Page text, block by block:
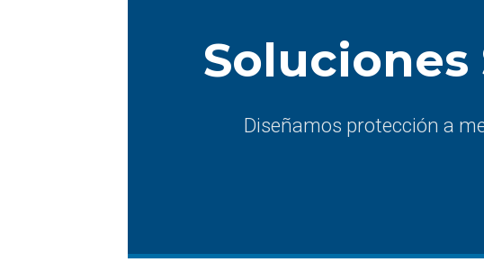
Soluciones
Diseñamos protección a